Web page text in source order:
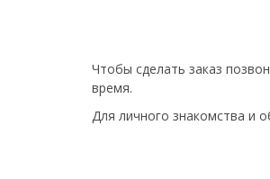
Чтобы сделать заказ
время.
Для личного знакомства и